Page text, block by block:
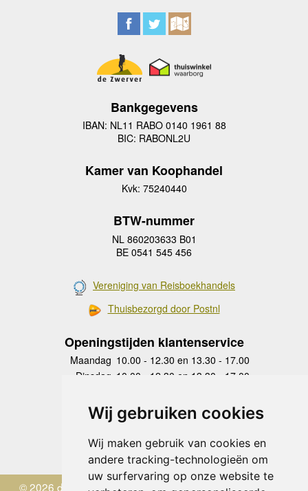
Wij gebruiken cookies
Wij maken gebruik van cookies en
andere tracking-technologieën om
uw surfervaring op onze website te
Bankgegevens
IBAN: NL11 RABO 0140 1961 88
BIC: RABONL2U
Kamer van Koophandel
Kvk: 75240440
BTW-nummer
NL 860203633 B01
BE 0541 545 456
Vereniging van Reisboekhandels
Thuisbezorgd door Postnl
Openingstijden klantenservice
Maandag 10.00 - 12.30 en 13.30 - 17.00
Dinsdag 10.00 - 12.30 en 13.30 - 17.00
Donderdag
10.00 - 12.30 en 13.30 - 17.00
Vrijdag 10.00 - 12.30 en 13.30 - 17.00
Zaterdag
gesloten
Zondag gesloten
© 2026 de Zwerver